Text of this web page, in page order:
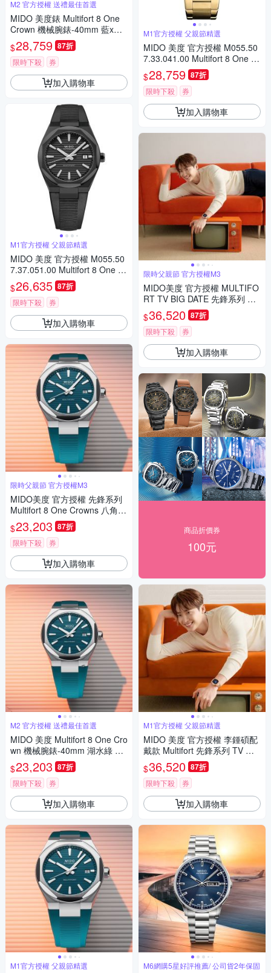
M2 官方授權 送禮最佳首選
MIDO 美度錶 Multifort 8 One
Crown 機械腕錶-40mm 藍x金
色 M0555073304100
$28,759 87折
限時下殺 券
加入購物車
M1官方授權 父親節精選
MIDO 美度 官方授權 M055.50
7.37.051.00 Multifort 8 One Cr
own 先鋒系列 幾何八角機械錶
寵爸時刻 送禮推薦-黑 M05550
73705100
$26,635 87折
限時下殺 券
加入購物車
限時父親節 官方授權M3
MIDO美度 官方授權 先鋒系列
Multifort 8 One Crowns 八角錶
圈 機械腕錶 父親節 禮物 推薦
40mm/M0555071709100
$23,203 87折
限時下殺 券
加入購物車
M2 官方授權 送禮最佳首選
MIDO 美度 Multifort 8 One Cro
wn 機械腕錶-40mm 湖水綠 M0
555071709100
$23,203 87折
限時下殺 券
加入購物車
M1官方授權 父親節精選
M1官方授權 父親節精選
MIDO 美度 官方授權 M055.50
7.33.041.00 Multifort 8 One Cr
own 先鋒系列 幾何八角機械錶
寵爸時刻 送禮推薦-藍x金 M05
55073304100
$28,759 87折
限時下殺 券
加入購物車
限時父親節 官方授權M3
MIDO美度 官方授權 MULTIFO
RT TV BIG DATE 先鋒系列 李
鍾碩配戴款 TV大日期窗 機械腕
錶 父親節 禮物 推薦 40mm/M0
495263304100
$36,520 87折
限時下殺 券
加入購物車
商品折價券
100元
M1官方授權 父親節精選
MIDO 美度 官方授權 李鍾碩配
戴款 Multifort 先鋒系列 TV 大
日期窗機械錶 寵爸時刻 送禮推
薦-玫瑰金x藍 M049526330410
0
$36,520 87折
限時下殺 券
加入購物車
M6網購5星好評推薦/ 公司貨2年保固